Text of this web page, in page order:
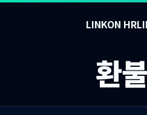
LINKON HR
환